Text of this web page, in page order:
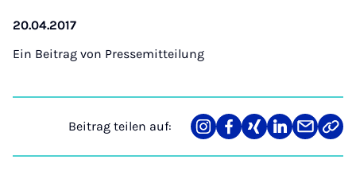
20.04.2017
Ein Beitrag von Pressemitteilung
Beitrag teilen auf:
Teilen
auf
Teilen
auf
Teilen
auf
Teilen
auf
Teilen
über
Link